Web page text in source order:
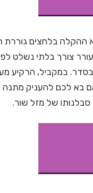
בלחצים גוררת
צורך בלתי נשלט
במקביל, הרקיע
בא לכם להעניק
סבלנותו של מזל שור.